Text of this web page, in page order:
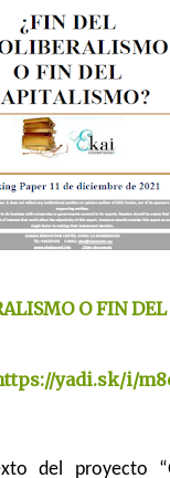
O FIN
yadi.sk/i/
del proyecto